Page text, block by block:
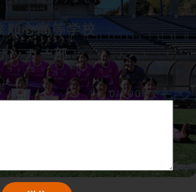
順心高等学校
サッカー部
ージ
0/1000文字